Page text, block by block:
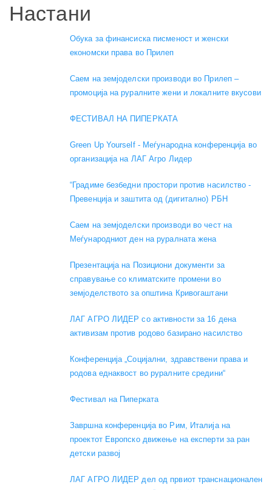
Настани
Обука за финансиска писменост и женски
економски права во Прилеп
Саем на земјоделски производи во Прилеп –
промоција на руралните жени и локалните вкусови
ФЕСТИВАЛ НА ПИПЕРКАТА
Green Up Yourself - Меѓународна конференција во
организација на ЛАГ Агро Лидер
“Градиме безбедни простори против насилство -
Превенција и заштита од (дигитално) РБН
Саем на земјоделски производи во чест на
Меѓународниот ден на руралната жена
Презентација на Позициони документи за
справување со климатските промени во
земјоделството за општина Кривогаштани
ЛАГ АГРО ЛИДЕР со активности за 16 дена
активизам против родово базирано насилство
Конференција „Социјални, здравствени права и
родова еднаквост во руралните средини“
Фестивал на Пиперката
Завршна конференција во Рим, Италија на
проектот Европско движење на експерти за ран
детски развој
ЛАГ АГРО ЛИДЕР дел од првиот транснационален